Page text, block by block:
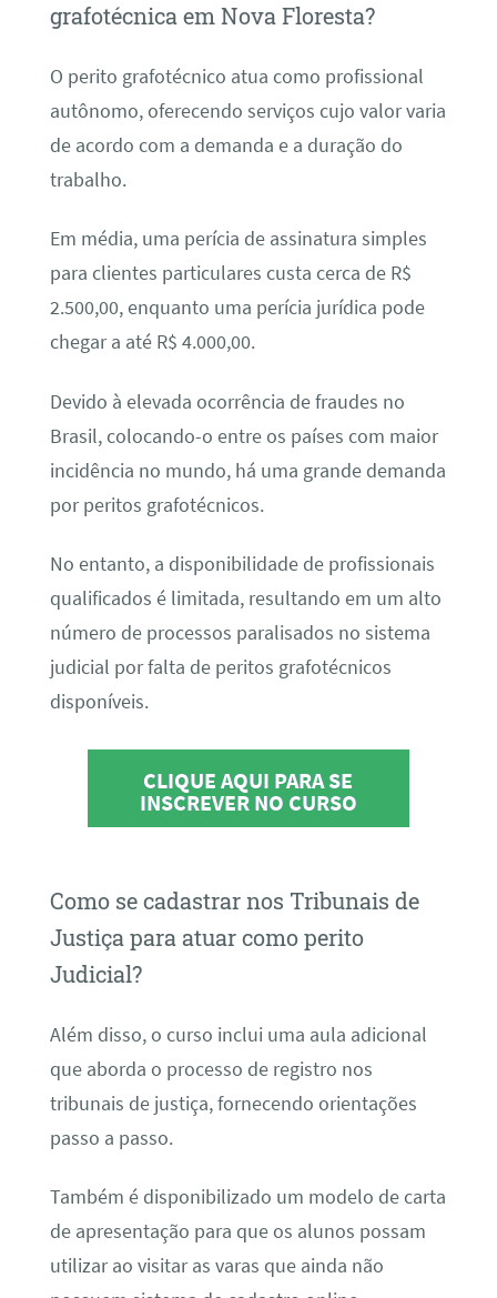
grafotécnica em Nova Floresta?
O perito grafotécnico atua como profissional
autônomo, oferecendo serviços cujo valor varia
de acordo com a demanda e a duração do
trabalho.
Em média, uma perícia de assinatura simples
para clientes particulares custa cerca de R$
2.500,00, enquanto uma perícia jurídica pode
chegar a até R$ 4.000,00.
Devido à elevada ocorrência de fraudes no
Brasil, colocando-o entre os países com maior
incidência no mundo, há uma grande demanda
por peritos grafotécnicos.
No entanto, a disponibilidade de profissionais
qualificados é limitada, resultando em um alto
número de processos paralisados no sistema
judicial por falta de peritos grafotécnicos
disponíveis.
CLIQUE AQUI PARA SE
INSCREVER NO CURSO
Como se cadastrar nos Tribunais de
Justiça para atuar como perito
Judicial?
Além disso, o curso inclui uma aula adicional
que aborda o processo de registro nos
tribunais de justiça, fornecendo orientações
passo a passo.
Também é disponibilizado um modelo de carta
de apresentação para que os alunos possam
utilizar ao visitar as varas que ainda não